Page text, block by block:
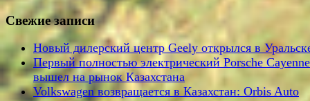
Свежие записи
Новый дилерский центр Geely открылся в
Первый полностью электрический Porsche Cayenne
вышел на рынок Казахстана
Volkswagen возвращается в Казахстан: Orbis Auto